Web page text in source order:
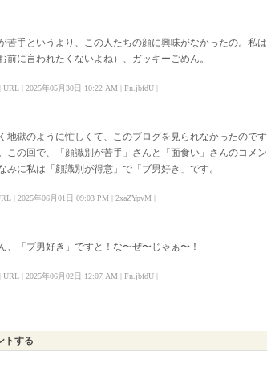
苦手というより、この人たちの顔に興味がなかったの。私
前に言われたくないよね）、ガッキーごめん。
URL | 2025年05月30日 10:22 AM | Fn.jbfdU |
地獄のように忙しくて、このブログを見られなかったので
この回で、「顔識別が苦手」さんと「面食い」さんのコメ
みに私は「顔識別が得意」で「ブ男好き」です。
| 2025年06月01日 09:03 PM | 2xaZYpvM |
、「ブ男好き」ですと！な〜ぜ〜じゃぁ〜！
URL | 2025年06月02日 12:07 AM | Fn.jbfdU |
トする